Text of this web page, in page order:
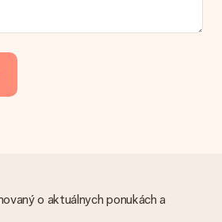
o aktuálnych ponukách a